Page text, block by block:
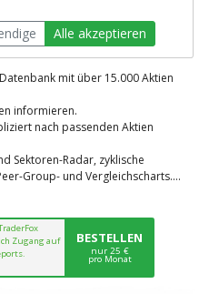
Plattform von
mit über 15.000 Aktien
informieren.
nach passenden Aktien
Sektoren-Radar, zyklische
Group- und Vergleichscharts....
Zugang auf
BESTELLEN
nur 25 €
pro Monat
Alle akzeptieren